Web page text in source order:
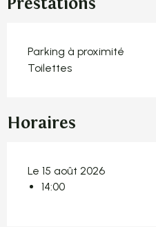
Prestations
Parking à proximité
Toilettes
Horaires
Le 15 août 2026
14:00